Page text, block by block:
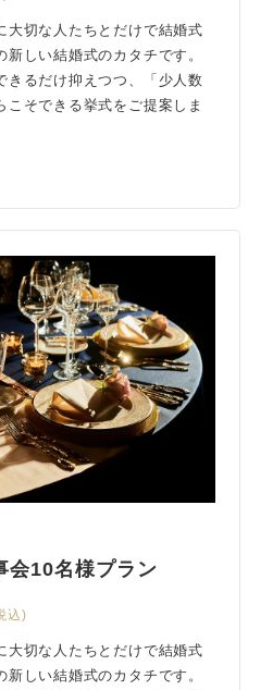
大切な人たちとだけで結婚式
しい結婚式のカタチです。
きるだけ抑えつつ、「少人数
こそできる挙式をご提案しま
会10名様プラン
込)
大切な人たちとだけで結婚式
しい結婚式のカタチです。